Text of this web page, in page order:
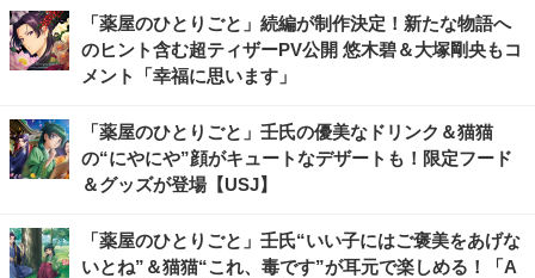
「薬屋のひとりごと」続編が制作決定！新たな物語へ
のヒント含む超ティザーPV公開 悠木碧＆大塚剛央もコ
メント「幸福に思います」
「薬屋のひとりごと」壬氏の優美なドリンク＆猫猫
の“にやにや”顔がキュートなデザートも！限定フード
＆グッズが登場【USJ】
「薬屋のひとりごと」壬氏“いい子にはご褒美をあげな
いとね”＆猫猫“これ、毒です”が耳元で楽しめる！「A